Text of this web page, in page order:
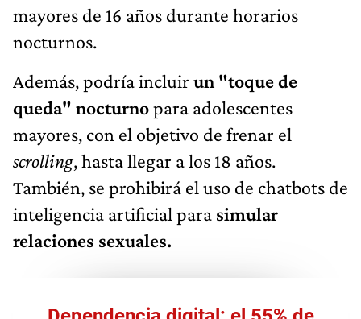
mayores de 16 años durante horarios
nocturnos.
Además, podría incluir un "toque de
queda" nocturnopara adolescentes
mayores, con el objetivo de frenar el
scrolling, hasta llegar a los 18 años.
También, se prohibirá el uso de chatbots de
inteligencia artificial para simular
relaciones sexuales.